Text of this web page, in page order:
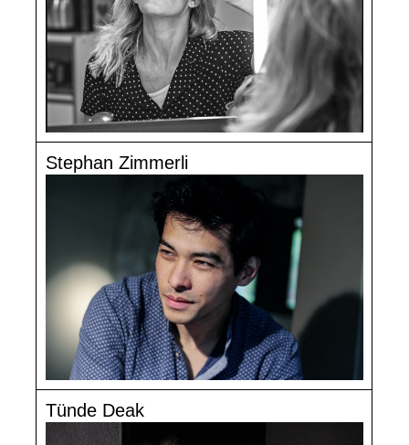
Stephan Zimmerli
Tünde Deak